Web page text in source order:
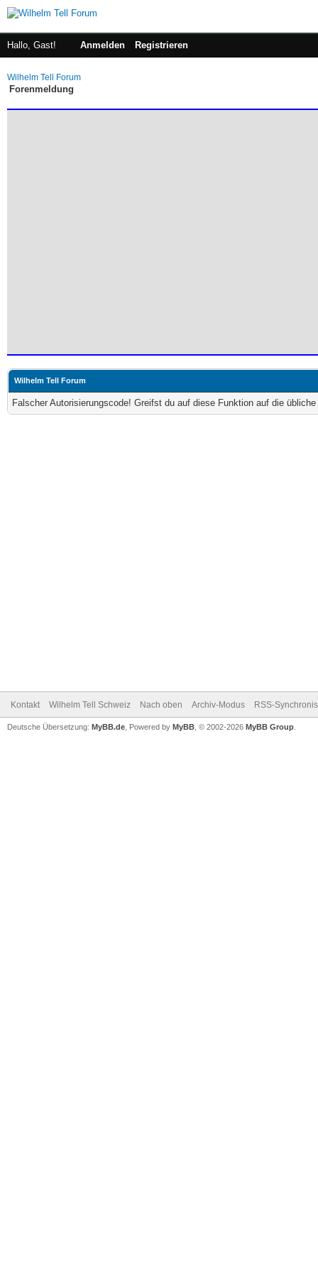
Hallo, Gast! Anmelden Registrieren
Wilhelm Tell Forum
Forenmeldung
Wilhelm Tell Forum
Falscher Autorisierungscode! Greifst du auf diese Funktion auf die
Kontakt Wilhelm Tell Schweiz Nach oben Archiv-Modus RSS-
Deutsche Übersetzung: MyBB.de , Powered by MyBB , © 2002-2026 MyBB Group